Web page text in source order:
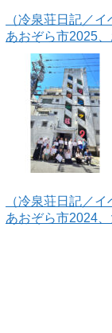
（冷泉荘日記／
あおぞら市2025
ざいました！
（冷泉荘日記／
あおぞら市2024